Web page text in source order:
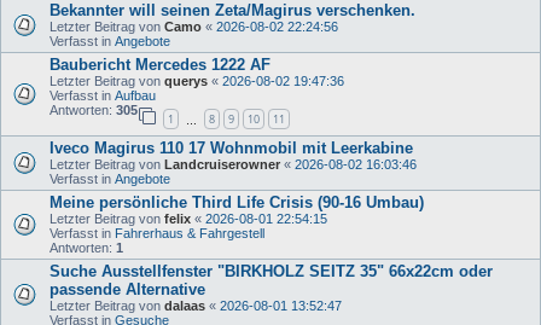
Bekannter will seinen Zeta/Magirus verschenken.
Letzter Beitrag von Camo « 2026-08-02 22:24:56
Verfasst in Angebote
Baubericht Mercedes 1222 AF
Letzter Beitrag von querys « 2026-08-02 19:47:36
Verfasst in Aufbau
Antworten: 305
1 8 9 10 11
Iveco Magirus 110 17 Wohnmobil mit Leerkabine
Letzter Beitrag von Landcruiserowner « 2026-08-02 16:03:46
Verfasst in Angebote
Meine persönliche Third Life Crisis (90-16 Umbau)
Letzter Beitrag von felix « 2026-08-01 22:54:15
Verfasst in Fahrerhaus & Fahrgestell
Antworten: 1
Suche Ausstellfenster "BIRKHOLZ SEITZ 35" 66x22cm oder
passende Alternative
Letzter Beitrag von dalaas « 2026-08-01 13:52:47
Verfasst in Gesuche